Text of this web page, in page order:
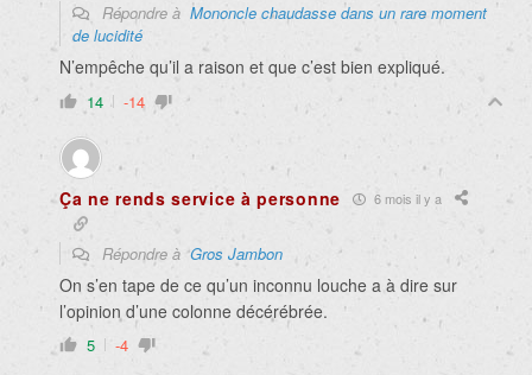
Répondre à Mononcle chaudasse dans un rare moment
de lucidité
N’empêche qu’il a raison et que c’est bien expliqué.
14 -14
Ça ne rends service à personne 6 mois il y a
Répondre àGros Jambon
On s’en tape de ce qu’un inconnu louche a à dire sur
l’opinion d’une colonne décérébrée.
5 -4